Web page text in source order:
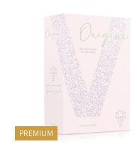
PREMIUM